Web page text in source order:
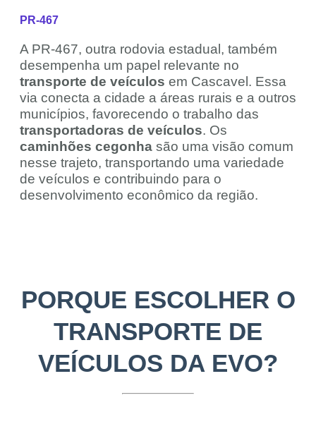
PR-467
A PR-467, outra rodovia estadual, também
desempenha um papel relevante no
transporte de veículos em Cascavel. Essa
via conecta a cidade a áreas rurais e a outros
municípios, favorecendo o trabalho das
transportadoras de veículos. Os
caminhões cegonha são uma visão comum
nesse trajeto, transportando uma variedade
de veículos e contribuindo para o
desenvolvimento econômico da região.
PORQUE ESCOLHER O
TRANSPORTE DE
VEÍCULOS DA EVO?